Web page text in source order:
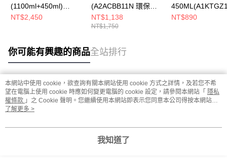
(1100ml+450ml)
(A1KTGZ20環保無毒/
NT$2,450
(A2ACBB11N 環保無
毒/輕量耐用/登山露營/
戶外餐具)
NT$1,138
NT$1,750
保無毒/輕量耐用/
NT$890
你可能有興趣的商品全站排行
熱門標籤
本網站中使用 cookie，欲查詢有關本網站使用 cookie 方式之詳情，及若您不希
望在電腦上使用 cookie 時應如何變更電腦的 cookie 設定，請參閱本網站「 隱私
權條款 」之 Cookie 聲明。您繼續使用本網站即表示您同意本公司得按本網站使
用條款之 Cookie 聲明使用 cookie。
了解更多 >
我知道了